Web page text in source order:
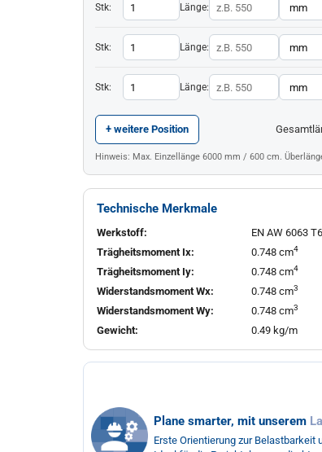
Stk: Länge:
Stk: Länge:
Stk: Länge:
+ weitere Position
Hinweis: Max. Einzellänge 6000 mm / 600 cm.
Technische Merkmale
Werkstoff:
EN AW 6063
Trägheitsmoment Ix:
0.748 cm4
Trägheitsmoment Iy: 0.748 cm4
Widerstandsmoment Wx: 0.748 cm3
Widerstandsmoment Wy: 0.748 cm3
Gewicht: 0.49 kg/m
Plane smarter, mit unserem
Erste Orientierung zur Belastbarkeit